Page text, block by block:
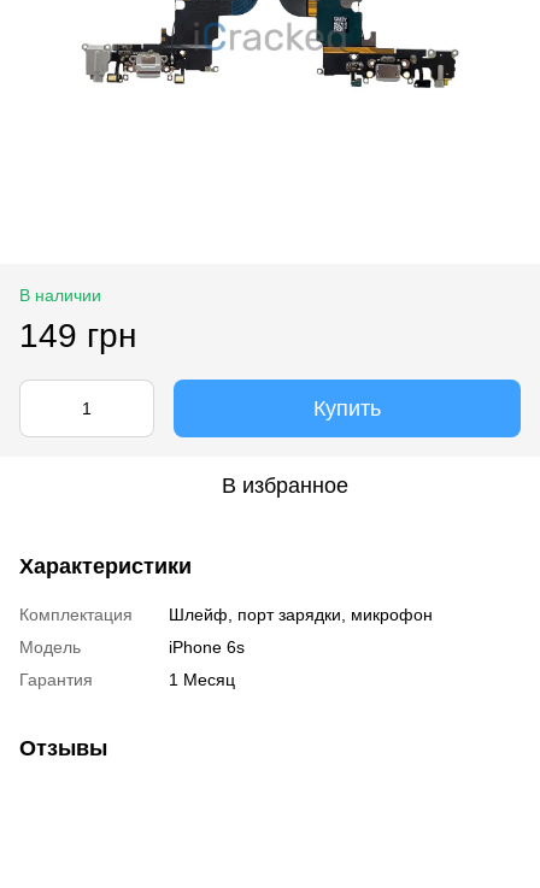
В наличии
149 грн
Купить
В избранное
Характеристики
Комплектация
Шлейф, порт зарядки, микрофон
Модель
iPhone 6s
Гарантия
1 Месяц
Отзывы